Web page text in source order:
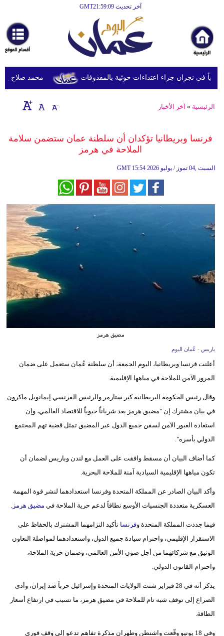
آخر تحديث GMT21:59:09
أخبارعاجلة
رياضة
ثقافة
إقتصاد
وموسيقى
سياحة
وسفر
ديكور
أخبار
إعلام
تعليم
علوم
بيئة
مدوَّنات
فيديو
سيارات
محمد صلاح يصل
الرئيسية » آخر الأخبار
فرنسا وبريطانيا تؤكدان أن سلطنة عمان ستضمن سلامة
الملاحة في هرمز
GMT 15:54 2026 السبت ,04 تموز / يوليو
مضيق هرمز
باريس - عُمان اليوم
أعلنت فرنسا وبريطانيا، اليوم الجمعة، أن سلطنة عُمان ستعمل على ضمان
المرور الآمن للملاحة في مياهها الإقليمية.
وقال رئيس الحكومة البريطانية كير ستارمر والرئيس الفرنسي إيمانويل ماكرون
في بيان مشترك إن "مضيق هرمز يعد شرياناً حيوياً للاقتصاد العالمي، وإن
استعادة العبور الآمن لسفن جميع الدول عبر المضيق تمثل قضية تهم المجتمع
الدولي بأسره".
كما أضاف البيان أن مسقط وافقت على العمل مع لندن وباريس لضمان أن
تكون مياهها الإقليمية السيادية آمنة للملاحة البحرية.
وأكد البيان الصادر عن المملكة المتحدة وفرنسا استعدادهما لنشر قوة المهمة
العسكرية متعددة الجنسيات الأوسع نطاقاً لدعم حرية الملاحة في مضيق هرمز.
فيما جددت المملكة المتحدة وفرنسا تأكيد التزامهما المشترك بالحفاظ على
الاستقرار الإقليمي، واحترام سيادة جميع الدول، واستعدادهما لمواصلة التعاون
الوثيق مع شركائهما من أجل صون الأمن العالمي، وضمان حرية الملاحة،
واحترام القانون الدولي.
يذكر أنه في 28 فبراير شنت الولايات المتحدة وإسرائيل حرباً ضد إيران، وأدى
الصراع إلى توقف شبه تام للملاحة في مضيق هرمز، ما تسبب في ارتفاع أسعار
الطاقة.
وفي 18 يونيو وقّعت واشنطن وطهران مذكرة تفاهم تدعو إلى وقف فوري